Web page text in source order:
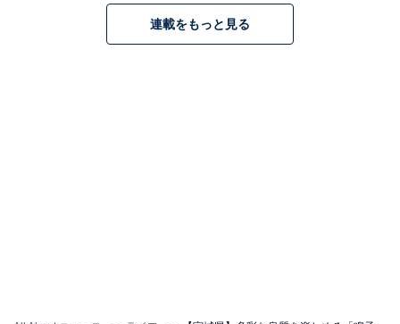
すると、売上の一部がオールアバウトに還元されること
連載をもっと見る